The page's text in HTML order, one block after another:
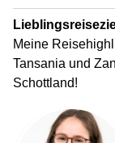
Meine
Tansania und
Schottland!